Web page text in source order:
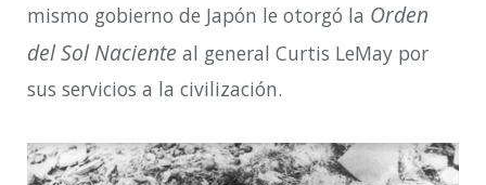
mismo gobierno de Japón le otorgó la Orden
del Sol Naciente al general Curtis LeMay por
sus servicios a la civilización.